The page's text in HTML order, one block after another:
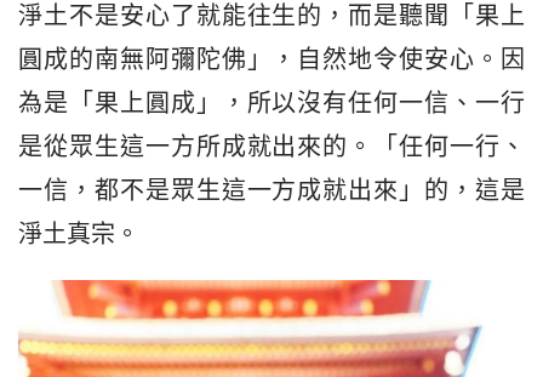
淨土不是安心了就能往生的，而是聽聞「果上
圓成的南無阿彌陀佛」，自然地令使安心。因
為是「果上圓成」，所以沒有任何一信、一行
是從眾生這一方所成就出來的。「任何一行、
一信，都不是眾生這一方成就出來」的，這是
淨土真宗。